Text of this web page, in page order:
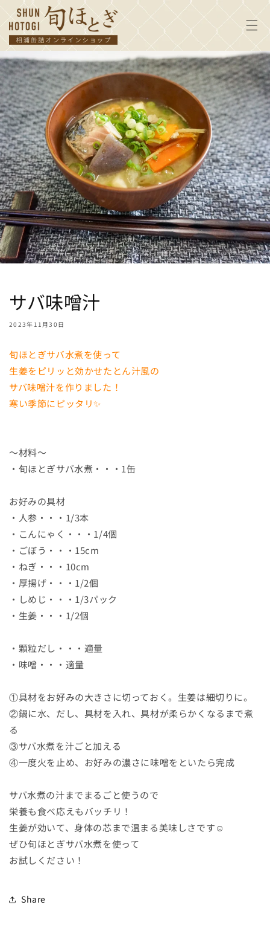
ンツに
進む
サバ味噌汁
2023年11月30日
旬ほとぎサバ水煮を使って
生姜をピリッと効かせたとん汁風の
サバ味噌汁を作りました！
寒い季節にピッタリ✨
～材料～
・旬ほとぎサバ水煮・・・1缶
お好みの具材
・人参・・・1/3本
・こんにゃく・・・1/4個
・ごぼう・・・15cm
・ねぎ・・・10cm
・厚揚げ・・・1/2個
・しめじ・・・1/3パック
・生姜・・・1/2個
・顆粒だし・・・適量
・味噌・・・適量
①具材をお好みの大きさに切っておく。生姜は細切りに。
②鍋に水、だし、具材を入れ、具材が柔らかくなるまで煮
る
③サバ水煮を汁ごと加える
④一度火を止め、お好みの濃さに味噌をといたら完成
サバ水煮の汁までまるごと使うので
栄養も食べ応えもバッチリ！
生姜が効いて、身体の芯まで温まる美味しさです☺
ぜひ旬ほとぎサバ水煮を使って
お試しください！
Share